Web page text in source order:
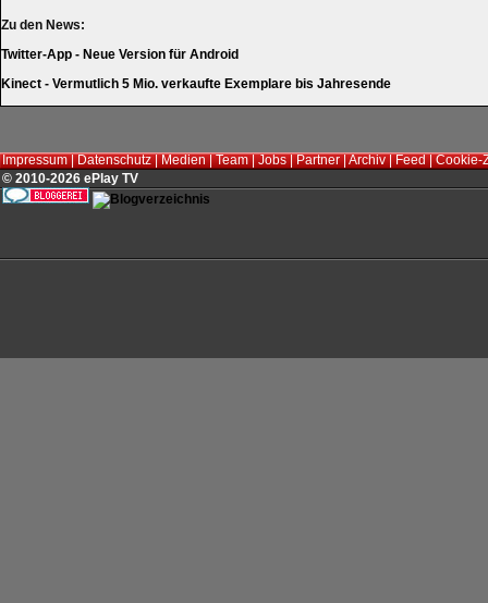
Zu den News:
Twitter-App - Neue Version für Android
Kinect - Vermutlich 5 Mio. verkaufte Exemplare bis Jahresende
Impressum|Datenschutz|Medien|Team|Jobs|Partner|Archiv|Feed|Cookie-
© 2010-2026 ePlay TV